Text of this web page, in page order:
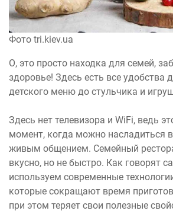
Фото tri.kiev.ua
О, это просто находка для семей,
здоровье! Здесь есть все удобства
детского меню до стульчика и
Здесь нет телевизора и WiFi, ведь
момент, когда можно насладиться
живым общением. Семейный
вкусно, но не быстро. Как говорят
используем современные
которые сокращают время
при этом теряет свои полезные